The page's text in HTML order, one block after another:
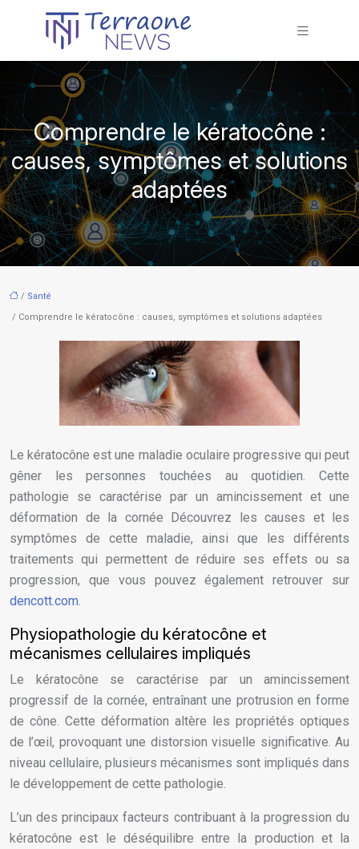
Comprendre le kératocône :
causes, symptômes et solutions
adaptées
/ Santé
/ Comprendre le kératocône : causes, symptômes et solutions adaptées
Le kératocône est une maladie oculaire progressive qui peut
gêner les personnes touchées au quotidien. Cette
pathologie se caractérise par un amincissement et une
déformation de la cornée Découvrez les causes et les
symptômes de cette maladie, ainsi que les différents
traitements qui permettent de réduire ses effets ou sa
progression, que vous pouvez également retrouver sur
dencott.com.
Physiopathologie du kératocône et
mécanismes cellulaires impliqués
Le kératocône se caractérise par un amincissement
progressif de la cornée, entraînant une protrusion en forme
de cône. Cette déformation altère les propriétés optiques
de l’œil, provoquant une distorsion visuelle significative. Au
niveau cellulaire, plusieurs mécanismes sont impliqués dans
le développement de cette pathologie.
L’un des principaux facteurs contribuant à la progression du
kératocône est le déséquilibre entre la production et la